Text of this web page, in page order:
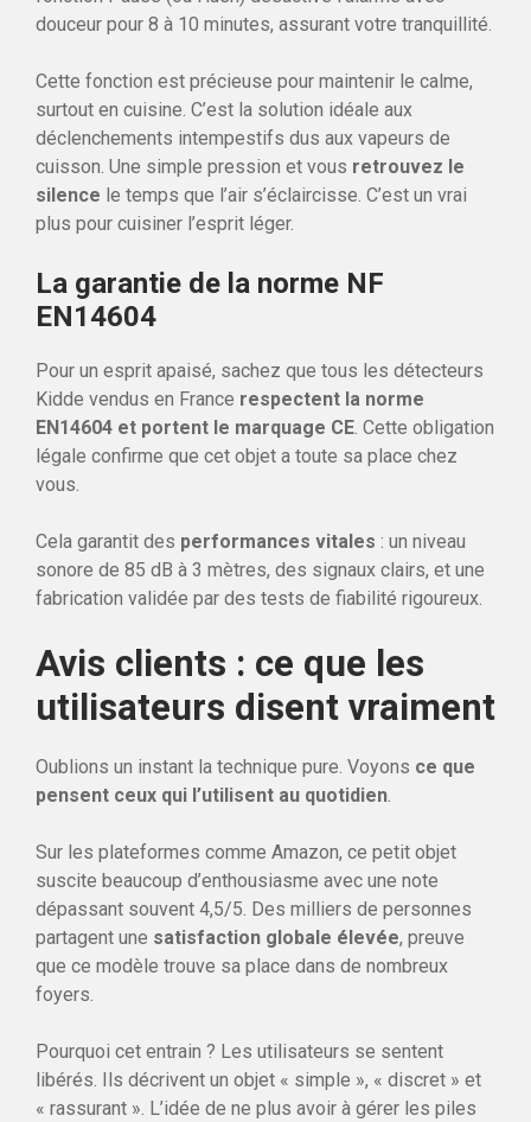
douceur pour 8 à 10 minutes, assurant votre tranquillité.
Cette fonction est précieuse pour maintenir le calme,
surtout en cuisine. C’est la solution idéale aux
déclenchements intempestifs dus aux vapeurs de
cuisson. Une simple pression et vous retrouvez le
silence le temps que l’air s’éclaircisse. C’est un vrai
plus pour cuisiner l’esprit léger.
La garantie de la norme NF
EN14604
Pour un esprit apaisé, sachez que tous les détecteurs
Kidde vendus en France respectent la norme
EN14604 et portent le marquage CE. Cette obligation
légale confirme que cet objet a toute sa place chez
vous.
Cela garantit des performances vitales : un niveau
sonore de 85 dB à 3 mètres, des signaux clairs, et une
fabrication validée par des tests de fiabilité rigoureux.
Avis clients : ce que les
utilisateurs disent vraiment
Oublions un instant la technique pure. Voyons ce que
pensent ceux qui l’utilisent au quotidien.
Sur les plateformes comme Amazon, ce petit objet
suscite beaucoup d’enthousiasme avec une note
dépassant souvent 4,5/5. Des milliers de personnes
partagent une satisfaction globale élevée, preuve
que ce modèle trouve sa place dans de nombreux
foyers.
Pourquoi cet entrain ? Les utilisateurs se sentent
libérés. Ils décrivent un objet « simple », « discret » et
« rassurant ». L’idée de ne plus avoir à gérer les piles